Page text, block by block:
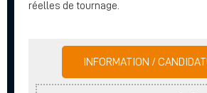
réelles de tournage.
INFORMATION /